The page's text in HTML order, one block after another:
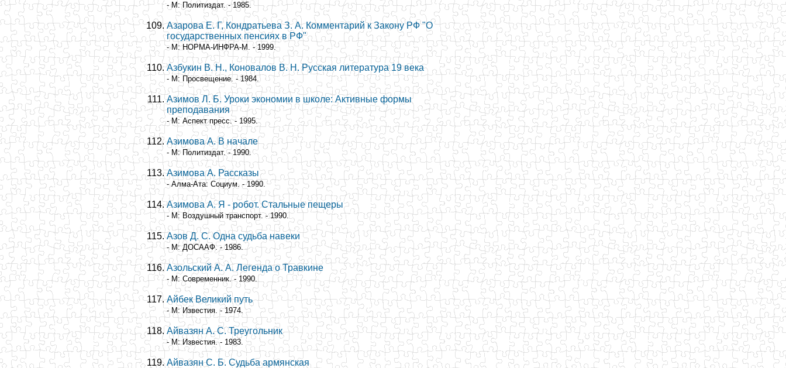
- М: Политиздат. - 1985.
Азарова Е. Г, Кондратьева З. А. Комментарий к Закону РФ "О
государственных пенсиях в РФ"
- М: НОРМА-ИНФРА-М. - 1999.
Азбукин В. Н., Коновалов В. Н. Русская литература 19 века
- М: Просвещение. - 1984.
Азимов Л. Б. Уроки экономии в школе: Активные формы
преподавания
- М: Аспект пресс. - 1995.
Азимова А. В начале
- М: Политиздат. - 1990.
Азимова А. Рассказы
- Алма-Ата: Социум. - 1990.
Азимова А. Я - робот. Стальные пещеры
- М: Воздушный транспорт. - 1990.
Азов Д. С. Одна судьба навеки
- М: ДОСААФ. - 1986.
Азольский А. А. Легенда о Травкине
- М: Современник. - 1990.
Айбек Великий путь
- М: Известия. - 1974.
Айвазян А. С. Треугольник
- М: Известия. - 1983.
Айвазян С. Б. Судьба армянская